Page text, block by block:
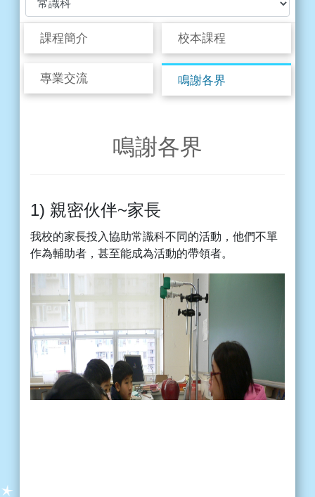
課程簡介 校本課程
專業交流 鳴謝各界
鳴謝各界
1) 親密伙伴~家長
我校的家長投入協助常識科不同的活動，他們不單
作為輔助者，甚至能成為活動的帶領者。